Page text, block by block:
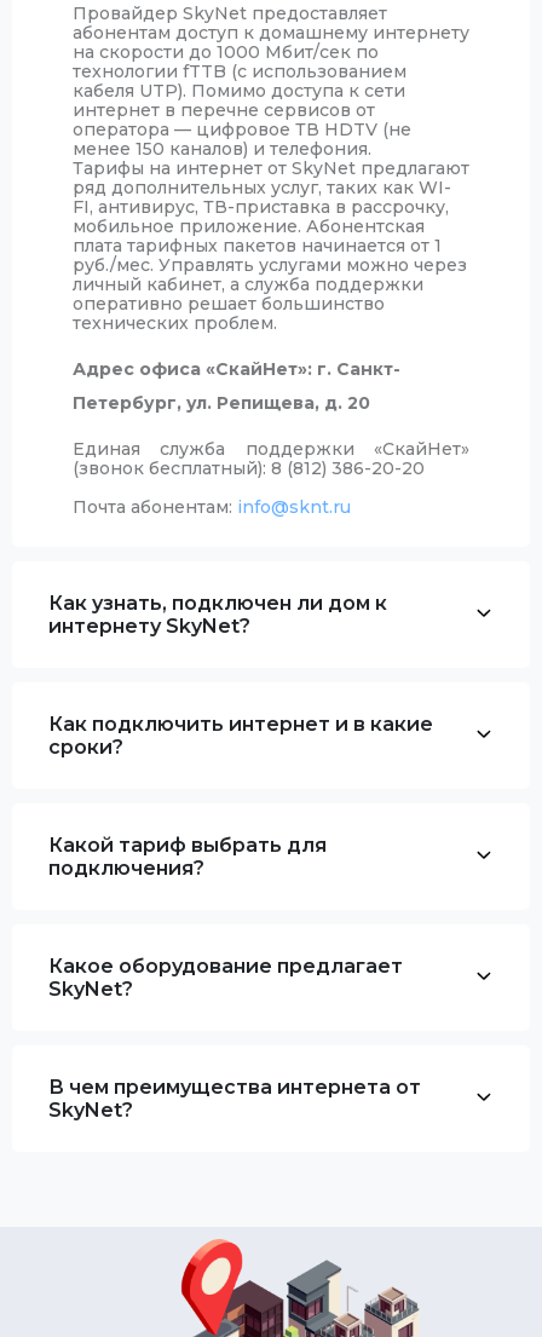
Провайдер SkyNet предоставляет
абонентам доступ к домашнему интернету
на скорости до 1000 Мбит/сек по
технологии fTTB (с использованием
кабеля UTP). Помимо доступа к сети
интернет в перечне сервисов от
оператора — цифровое ТВ HDTV (не
менее 150 каналов) и телефония.
Тарифы на интернет от SkyNet предлагают
ряд дополнительных услуг, таких как WI-
FI, антивирус, ТВ-приставка в рассрочку,
мобильное приложение. Абонентская
плата тарифных пакетов начинается от 1
руб./мес. Управлять услугами можно через
личный кабинет, а служба поддержки
оперативно решает большинство
технических проблем.
Адрес офиса «СкайНет»: г. Санкт-
Петербург, ул. Репищева, д. 20
Единая служба поддержки «СкайНет»
(звонок бесплатный): 8 (812) 386-20-20
Почта абонентам: info@sknt.ru
Как узнать, подключен ли дом к
интернету SkyNet?
Как подключить интернет и в какие
сроки?
Какой тариф выбрать для
подключения?
Какое оборудование предлагает
SkyNet?
В чем преимущества интернета от
SkyNet?